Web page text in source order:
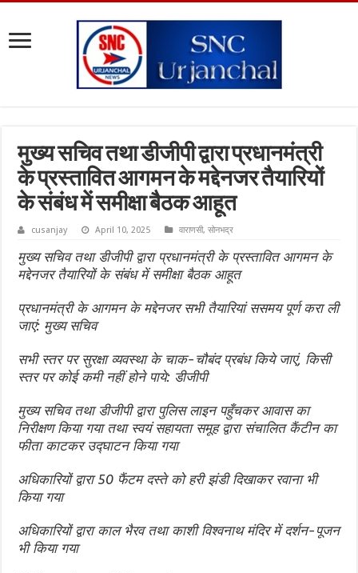
मुख्य सचिव तथा डीजीपी द्वारा प्रधानमंत्री
के प्रस्तावित आगमन के मद्देनजर तैयारियों
के संबंध में समीक्षा बैठक आहूत
cusanjay April 10, 2025 वाराणसी,सोनभद्र
मुख्य सचिव तथा डीजीपी द्वारा प्रधानमंत्री के प्रस्तावित आगमन के
मद्देनजर तैयारियों के संबंध में समीक्षा बैठक आहूत
प्रधानमंत्री के आगमन के मद्देनजर सभी तैयारियां ससमय पूर्ण करा ली
जाएं: मुख्य सचिव
सभी स्तर पर सुरक्षा व्यवस्था के चाक-चौबंद प्रबंध किये जाएं, किसी
स्तर पर कोई कमी नहीं होने पाये: डीजीपी
मुख्य सचिव तथा डीजीपी द्वारा पुलिस लाइन पहुँचकर आवास का
निरीक्षण किया गया तथा स्वयं सहायता समूह द्वारा संचालित कैंटीन का
फीता काटकर उद्घाटन किया गया
अधिकारियों द्वारा 50 फैंटम दस्ते को हरी झंडी दिखाकर रवाना भी
किया गया
अधिकारियों द्वारा काल भैरव तथा काशी विश्वनाथ मंदिर में दर्शन-पूजन
भी किया गया